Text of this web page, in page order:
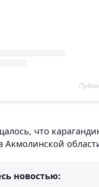
что
Акмолинской
новостью: